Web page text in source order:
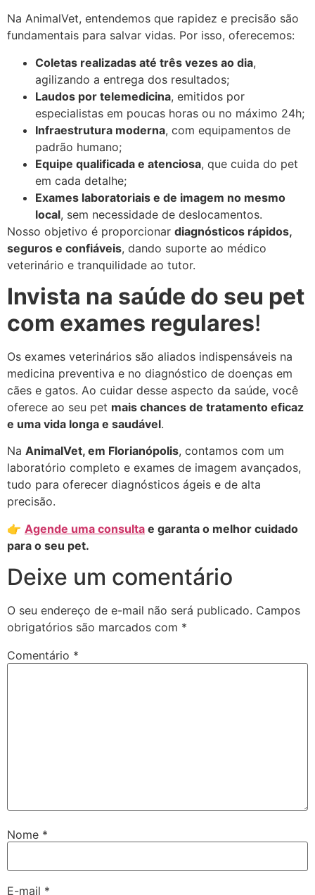
Na AnimalVet, entendemos que rapidez e precisão são
fundamentais para salvar vidas. Por isso, oferecemos:
Coletas realizadas até três vezes ao dia,
agilizando a entrega dos resultados;
Laudos por telemedicina, emitidos por
especialistas em poucas horas ou no máximo 24h;
Infraestrutura moderna, com equipamentos de
padrão humano;
Equipe qualificada e atenciosa, que cuida do pet
em cada detalhe;
Exames laboratoriais e de imagem no mesmo
local, sem necessidade de deslocamentos.
Nosso objetivo é proporcionar diagnósticos rápidos,
seguros e confiáveis, dando suporte ao médico
veterinário e tranquilidade ao tutor.
Invista na saúde do seu pet
com exames regulares!
Os exames veterinários são aliados indispensáveis na
medicina preventiva e no diagnóstico de doenças em
cães e gatos. Ao cuidar desse aspecto da saúde, você
oferece ao seu pet mais chances de tratamento eficaz
e uma vida longa e saudável.
Na AnimalVet, em Florianópolis, contamos com um
laboratório completo e exames de imagem avançados,
tudo para oferecer diagnósticos ágeis e de alta
precisão.
👉 Agende uma consulta e garanta o melhor cuidado
para o seu pet.
Deixe um comentário
O seu endereço de e-mail não será publicado. Campos
obrigatórios são marcados com *
Comentário *
Nome *
E-mail *